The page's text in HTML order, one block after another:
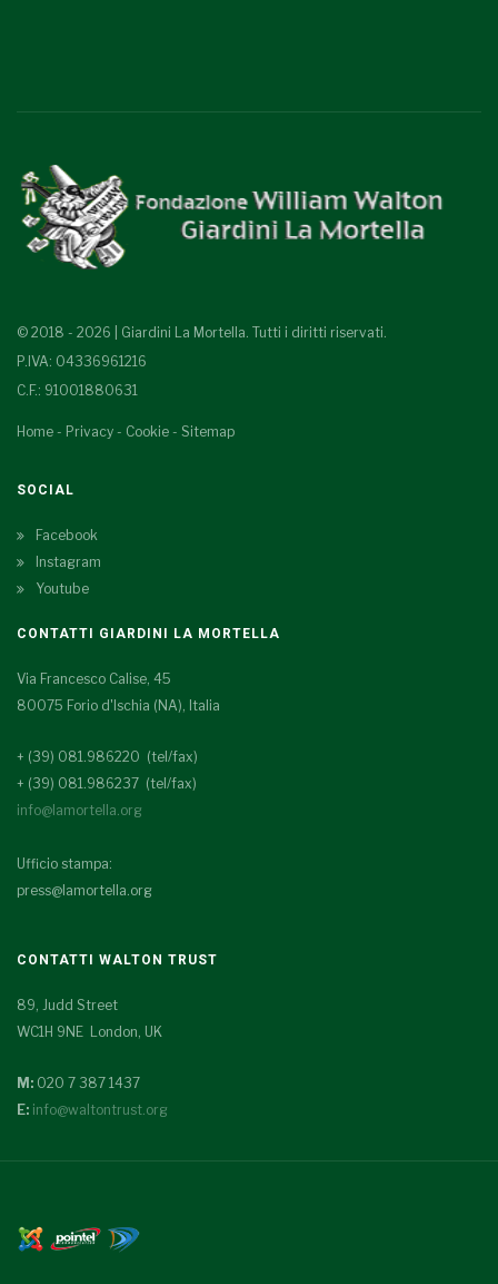
© 2018 - 2026 | Giardini La Mortella. Tutti i diritti riservati.
P.IVA: 04336961216
C.F.: 91001880631
Home - Privacy - Cookie - Sitemap
SOCIAL
Facebook
Instagram
Youtube
CONTATTI GIARDINI LA MORTELLA
Via Francesco Calise, 45
80075 Forio d'Ischia (NA), Italia
+ (39) 081.986220 (tel/fax)
+ (39) 081.986237 (tel/fax)
info@lamortella.org
Ufficio stampa:
press@lamortella.org
CONTATTI WALTON TRUST
89, Judd Street
WC1H 9NE London, UK
M: 020 7 387 1437
E: info@waltontrust.org